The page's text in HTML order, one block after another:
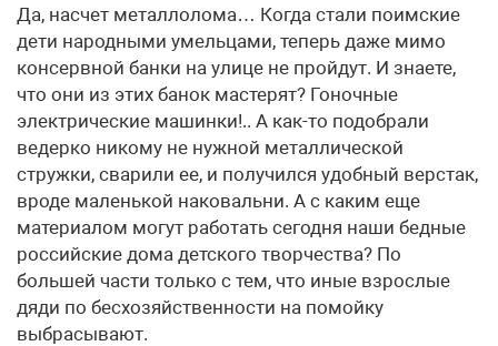
Да, насчет металлолома… Когда стали поимские
дети народными умельцами, теперь даже мимо
консервной банки на улице не пройдут. И знаете,
что они из этих банок мастерят? Гоночные
электрические машинки!.. А как-то подобрали
ведерко никому не нужной металлической
стружки, сварили ее, и получился удобный верстак,
вроде маленькой наковальни. А с каким еще
материалом могут работать сегодня наши бедные
российские дома детского творчества? По
большей части только с тем, что иные взрослые
дяди по бесхозяйственности на помойку
выбрасывают.